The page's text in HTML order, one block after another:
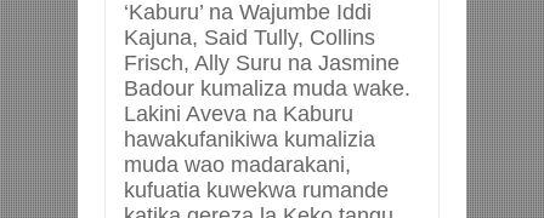
‘Kaburu’ na Wajumbe Iddi
Kajuna, Said Tully, Collins
Frisch, Ally Suru na Jasmine
Badour kumaliza muda wake.
Lakini Aveva na Kaburu
hawakufanikiwa kumalizia
muda wao madarakani,
kufuatia kuwekwa rumande